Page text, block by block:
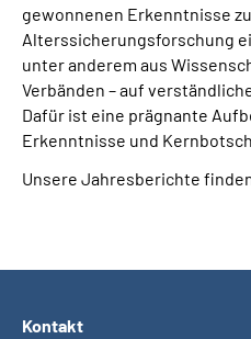
gewonnenen Erkenntnisse
Alterssicherungsforschung
unter anderem aus
Verbänden – auf
Dafür ist eine prägnante
Erkenntnisse und
Unsere Jahresberichte
Kontakt